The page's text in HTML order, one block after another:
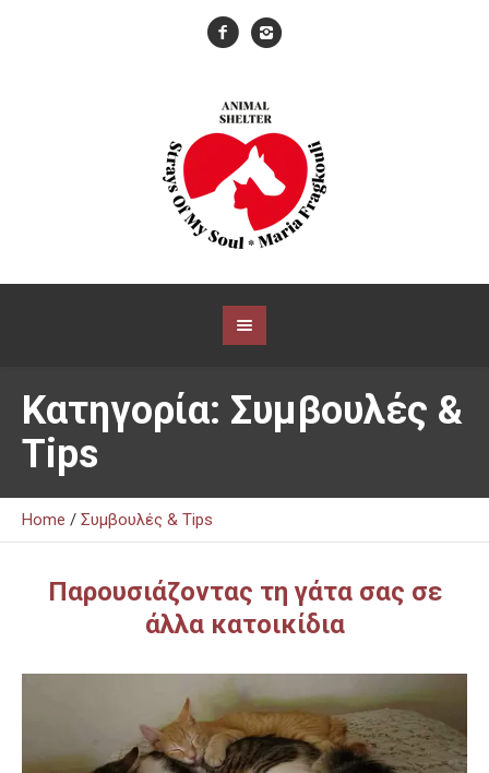
Κατηγορία: Συμβουλές &
Tips
Home / Συμβουλές & Tips
Παρουσιάζοντας τη γάτα σας σε
άλλα κατοικίδια